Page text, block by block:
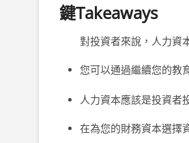
鍵Takeaways
對投資者來說，人力資
您可以通過繼續您的教
人力資本應該是投資者
在為您的財務資本選擇